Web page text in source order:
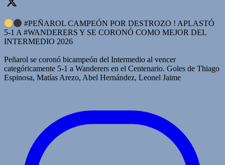
#PEÑAROL CAMPEÓN POR DESTROZO ! APLASTÓ
5-1 A #WANDERERS Y SE CORONÓ COMO MEJOR DEL
INTERMEDIO 2026
Peñarol se coronó bicampeón del Intermedio al vencer
categóricamente 5-1 a Wanderers en el Centenario. Goles de Thiago
Espinosa, Matías Arezo, Abel Hernández, Leonel Jaime